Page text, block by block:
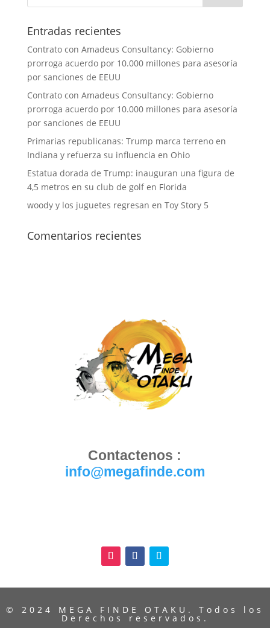
Entradas recientes
Contrato con Amadeus Consultancy: Gobierno
prorroga acuerdo por 10.000 millones para asesoría
por sanciones de EEUU
Contrato con Amadeus Consultancy: Gobierno
prorroga acuerdo por 10.000 millones para asesoría
por sanciones de EEUU
Primarias republicanas: Trump marca terreno en
Indiana y refuerza su influencia en Ohio
Estatua dorada de Trump: inauguran una figura de
4,5 metros en su club de golf en Florida
woody y los juguetes regresan en Toy Story 5
Comentarios recientes
Contactenos :
info@megafinde.com
© 2024 MEGA FINDE OTAKU. Todos los
Derechos reservados.